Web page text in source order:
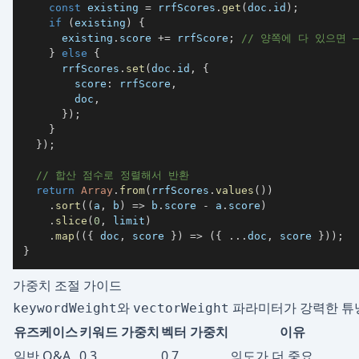
const existing = rrfScores . get (doc . id ) ;
if
(existing )
{
      existing
. score += rrfScore ;
// 양쪽에 다 있으면
} else
{
      rrfScores
. set (doc . id ,
{
        score
: rrfScore ,
        doc
,
} ) ;
}
} ) ;
// 합산 점수로 정렬해서 반환
return Array . from( rrfScores . values ( ) )
. sort ( ( a , b ) => b . score - a . score )
. slice (0 , limit )
. map ( ( { doc , score } ) => ( { ... doc , score } ) ) ;
}
가중치 조절 가이드
keywordWeight와 vectorWeight 파라미터가 강력한 튜
유즈케이스키워드 가중치벡터 가중치
이유